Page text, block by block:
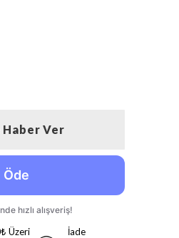
Haber Ver
Üzeri
İade